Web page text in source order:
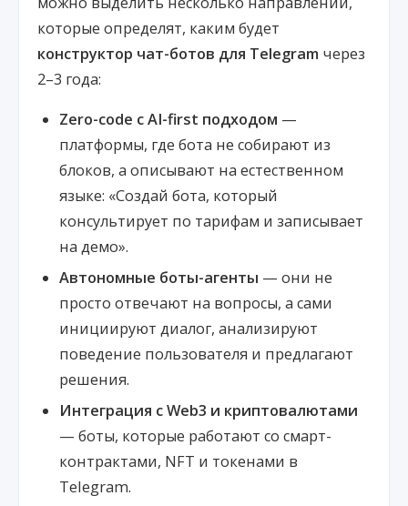
которые определят, каким будет
конструктор чат-ботов для Telegram через
2–3 года:
Zero-code с AI-first подходом —
платформы, где бота не собирают из
блоков, а описывают на естественном
языке: «Создай бота, который
консультирует по тарифам и записывает
на демо».
Автономные боты-агенты — они не
просто отвечают на вопросы, а сами
инициируют диалог, анализируют
поведение пользователя и предлагают
решения.
Интеграция с Web3 и криптовалютами
— боты, которые работают со смарт-
контрактами, NFT и токенами в
Telegram.